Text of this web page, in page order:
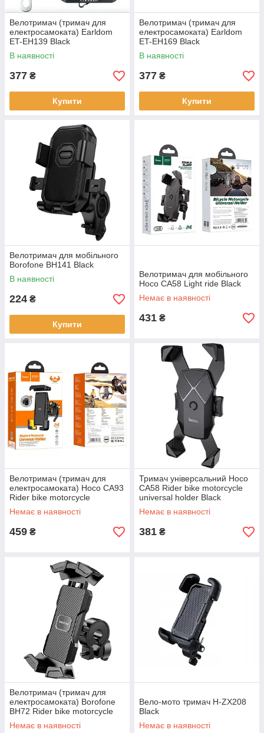
Велотримач (тримач для
електросамоката) Earldom
ET-EH139 Black
В наявності
377 ₴
Купити
Велотримач (тримач для
електросамоката) Earldom
ET-EH169 Black
В наявності
377 ₴
Купити
Велотримач для мобiльного
Borofone BH141 Black
В наявності
224 ₴
Купити
Велотримач для мобiльного
Hoco CA58 Light ride Black
Немає в наявності
431 ₴
Велотримач (тримач для
електросамоката) Hoco CA93
Rider bike motorcycle
universal holder Black
Немає в наявності
459 ₴
Тримач універсальний Hoco
CA58 Rider bike motorcycle
universal holder Black
Немає в наявності
381 ₴
Велотримач (тримач для
електросамоката) Borofone
BH72 Rider bike motorcycle
universal holder Black
Немає в наявності
Вело-мото тримач H-ZX208
Black
Немає в наявності